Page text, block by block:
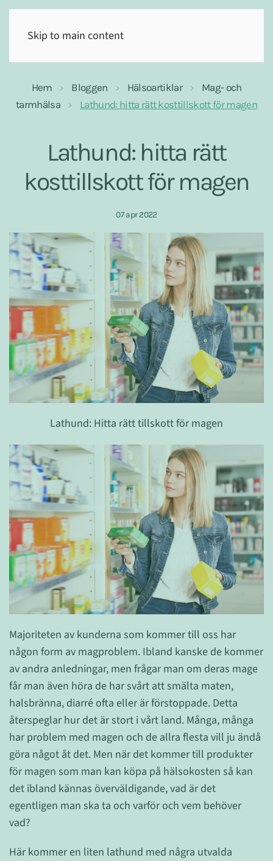
Skip to main content
Hem Bloggen Hälsoartiklar
Mag- och
tarmhälsa
Lathund: hitta rätt kosttillskott för magen
Lathund: hitta rätt
kosttillskott för magen
07 apr 2022
Lathund: Hitta rätt tillskott för magen
Majoriteten av kunderna som kommer till oss har
någon form av magproblem. Ibland kanske de kommer
av andra anledningar, men frågar man om deras mage
får man även höra de har svårt att smälta maten,
halsbränna, diarré ofta eller är förstoppade. Detta
återspeglar hur det är stort i vårt land. Många, många
har problem med magen och de allra flesta vill ju ändå
göra något åt det. Men när det kommer till produkter
för magen som man kan köpa på hälsokosten så kan
det ibland kännas överväldigande, vad är det
egentligen man ska ta och varför och vem behöver
vad?
Här kommer en liten lathund med några utvalda